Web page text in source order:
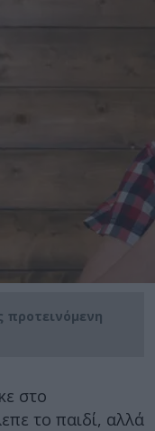
στο
το παιδί, αλλά